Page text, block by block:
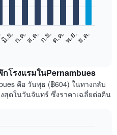
.ย.ก.ค.ส.ค.ก.ย.ต.ค.พ.ย.ธ.ค.
โรงแรมในPernambues
คือ วันพุธ (฿604) ในทางกลับ
สุดในวันจันทร์ ซึ่งราคาเฉลี่ยต่อคืน